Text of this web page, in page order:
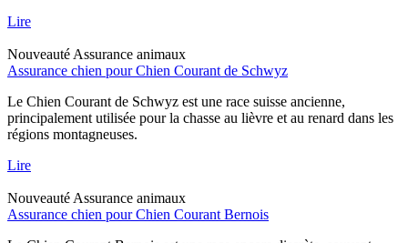
Lire
Nouveauté Assurance animaux
Assurance chien pour Chien Courant de Schwyz
Le Chien Courant de Schwyz est une race suisse ancienne,
principalement utilisée pour la chasse au lièvre et au renard dans les
régions montagneuses.
Lire
Nouveauté Assurance animaux
Assurance chien pour Chien Courant Bernois